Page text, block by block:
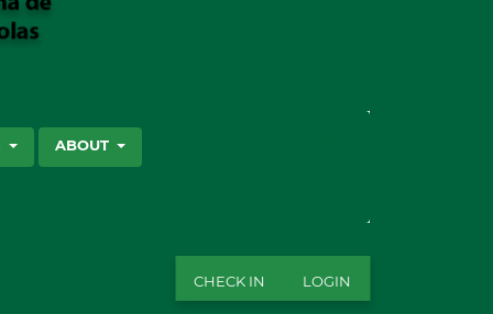
ABOUT
CHECK IN LOGIN